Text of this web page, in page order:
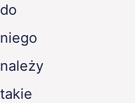
do
niego
należy
takie